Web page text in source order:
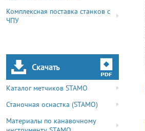
Комплексная поставка станков с
ЧПУ
Скачать
Каталог метчиков STAMO
Станочная оснастка (STAMO)
Материалы по канавочному